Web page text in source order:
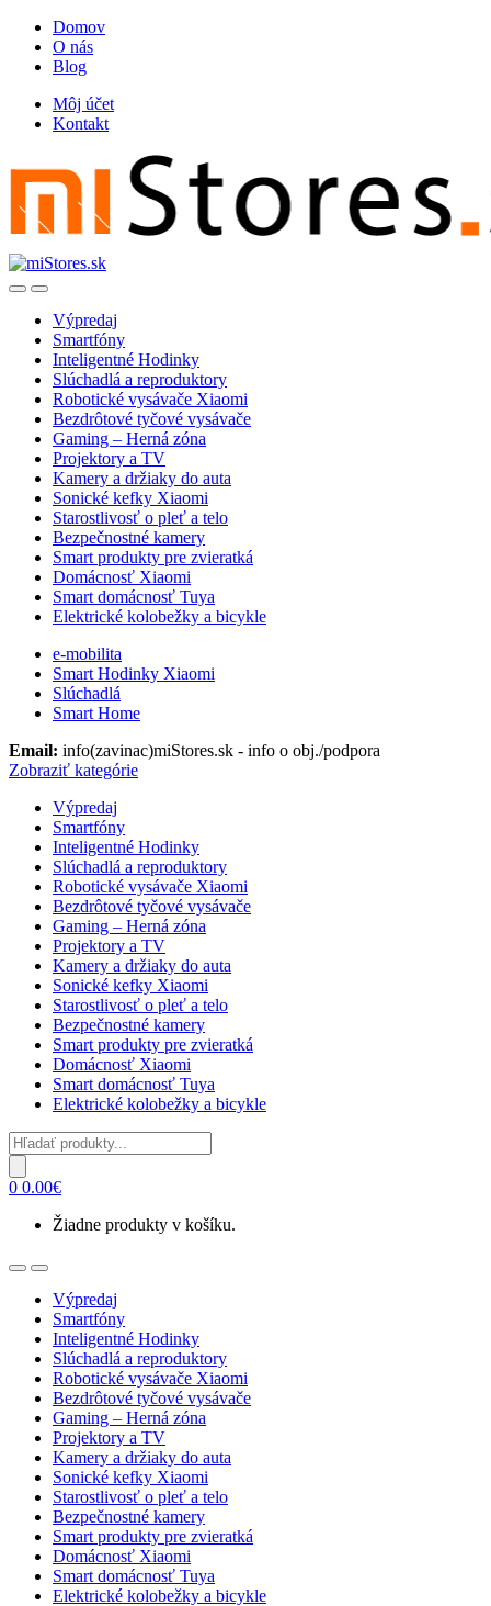
Skip
navigation
Skip
content
Domov
O nás
Blog
Môj účet
Kontakt
OpenClose
Výpredaj
Smartfóny
Inteligentné Hodinky
Slúchadlá a reproduktory
Robotické vysávače Xiaomi
Bezdrôtové tyčové vysávače
Gaming – Herná zóna
Projektory a TV
Kamery a držiaky do auta
Sonické kefky Xiaomi
Starostlivosť o pleť a telo
Bezpečnostné kamery
Smart produkty pre zvieratká
Domácnosť Xiaomi
Smart domácnosť Tuya
Elektrické kolobežky a bicykle
e-mobilita
Smart Hodinky Xiaomi
Slúchadlá
Smart Home
Email: info(zavinac)miStores.sk - info o obj./podpora
Zobraziť kategórie
Výpredaj
Smartfóny
Inteligentné Hodinky
Slúchadlá a reproduktory
Robotické vysávače Xiaomi
Bezdrôtové tyčové vysávače
Gaming – Herná zóna
Projektory a TV
Kamery a držiaky do auta
Sonické kefky Xiaomi
Starostlivosť o pleť a telo
Bezpečnostné kamery
Smart produkty pre zvieratká
Domácnosť Xiaomi
Smart domácnosť Tuya
Elektrické kolobežky a bicykle
Products
search
0 0.00€
Žiadne produkty v košíku.
OpenClose
Výpredaj
Smartfóny
Inteligentné Hodinky
Slúchadlá a reproduktory
Robotické vysávače Xiaomi
Bezdrôtové tyčové vysávače
Gaming – Herná zóna
Projektory a TV
Kamery a držiaky do auta
Sonické kefky Xiaomi
Starostlivosť o pleť a telo
Bezpečnostné kamery
Smart produkty pre zvieratká
Domácnosť Xiaomi
Smart domácnosť Tuya
Elektrické kolobežky a bicykle